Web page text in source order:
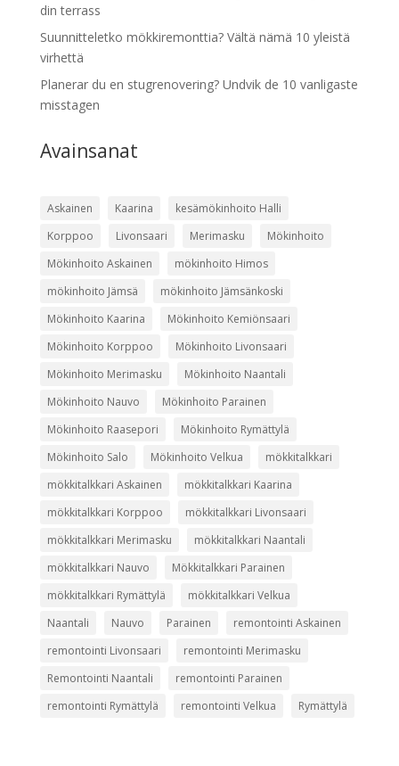
din terrass
Suunnitteletko mökkiremonttia? Vältä nämä 10 yleistä
virhettä
Planerar du en stugrenovering? Undvik de 10 vanligaste
misstagen
Avainsanat
Askainen Kaarina
kesämökinhoito Halli
Korppoo
Livonsaari Merimasku
Mökinhoito
Mökinhoito Askainen
mökinhoito Himos
mökinhoito Jämsä
mökinhoito Jämsänkoski
Mökinhoito Kaarina
Mökinhoito Kemiönsaari
Mökinhoito Korppoo
Mökinhoito Livonsaari
Mökinhoito Merimasku
Mökinhoito Naantali
Mökinhoito Nauvo
Mökinhoito Parainen
Mökinhoito Raasepori
Mökinhoito Rymättylä
Mökinhoito Salo
Mökinhoito Velkua
mökkitalkkari
mökkitalkkari Askainen
mökkitalkkari Kaarina
mökkitalkkari Korppoo
mökkitalkkari Livonsaari
mökkitalkkari Merimasku
mökkitalkkari Naantali
mökkitalkkari Nauvo
Mökkitalkkari Parainen
mökkitalkkari Rymättylä
mökkitalkkari Velkua
Naantali
Nauvo Parainen
remontointi Askainen
remontointi Livonsaari
remontointi Merimasku
Remontointi Naantali
remontointi Parainen
remontointi Rymättylä
remontointi Velkua Rymättylä